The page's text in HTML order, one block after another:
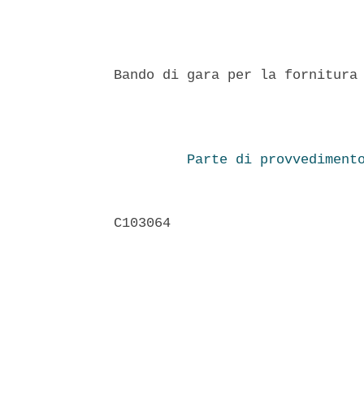
Bando di gara per la fornitura
Parte di